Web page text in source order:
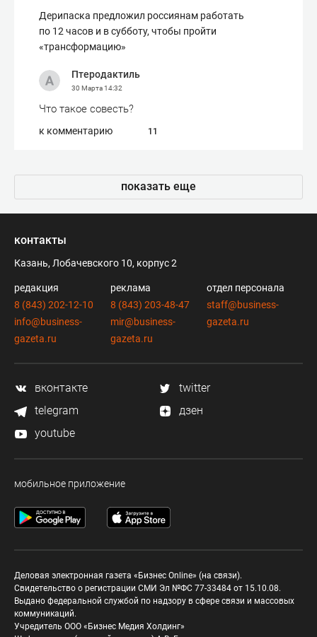
Дерипаска предложил россиянам работать
по 12 часов и в субботу, чтобы пройти
«трансформацию»
Птеродактиль
30 Марта14:32
Что такое совесть?
к комментарию 11
показать еще
контакты
Казань, Лобачевского 10, корпус 2
редакция
8 (843) 202-12-10
info@business-
gazeta.ru
реклама
8 (843) 203-48-47
mir@business-
gazeta.ru
отдел персонала
staff@business-
gazeta.ru
вконтакте
twitter
telegram
дзен
youtube
мобильное приложение
Деловая электронная газета «Бизнес Online» (на связи).
Свидетельство о регистрации СМИ Эл №ФС 77-33484 от 15.10.08.
Выдано федеральной службой по надзору в сфере связи и массовых
коммуникаций.
Учредитель ООО «Бизнес Медия Холдинг»